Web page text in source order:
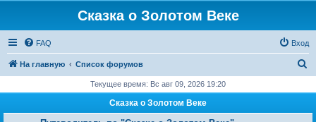
Сказка о Золотом Веке
FAQ Вход
На главную Список форумов
с
Текущее время: Вс авг 09, 2026 19:20
Сказка о Золотом Веке